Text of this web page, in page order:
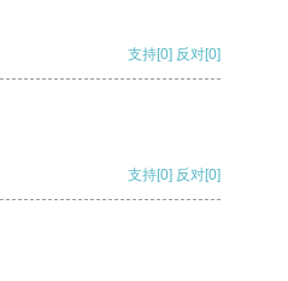
支持[0] 反对[0]
支持[0] 反对[0]